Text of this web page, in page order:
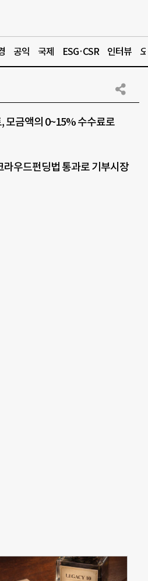
공익 국제 ESG·CSR 인터뷰
모금액의 0~15% 수수료로
우드펀딩법 통과로 기부시장